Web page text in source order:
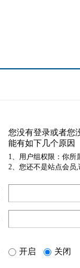
您没有登录或者您
能有如下几个原因
1、用户组权限：你所
2、您还不是站点会员
开启 关闭